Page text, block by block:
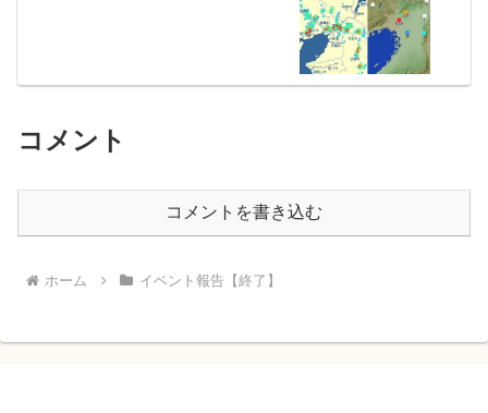
コメント
コメントを書き込む
ホーム イベント報告【終了】